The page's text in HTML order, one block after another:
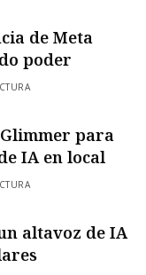
de Meta
poder
para
IA en local
altavoz de IA